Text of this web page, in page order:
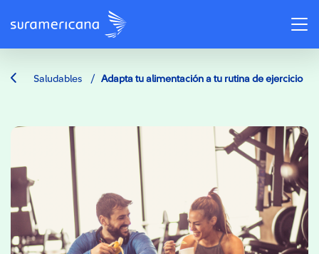
Saludables / Adapta tu alimentación a tu rutina de ejercicio